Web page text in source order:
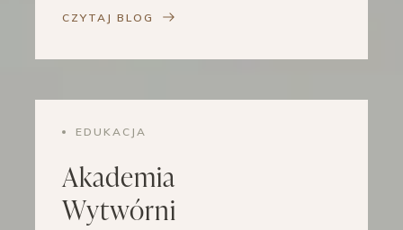
CZYTAJ BLOG
EDUKACJA
Akademia
Wytwórni